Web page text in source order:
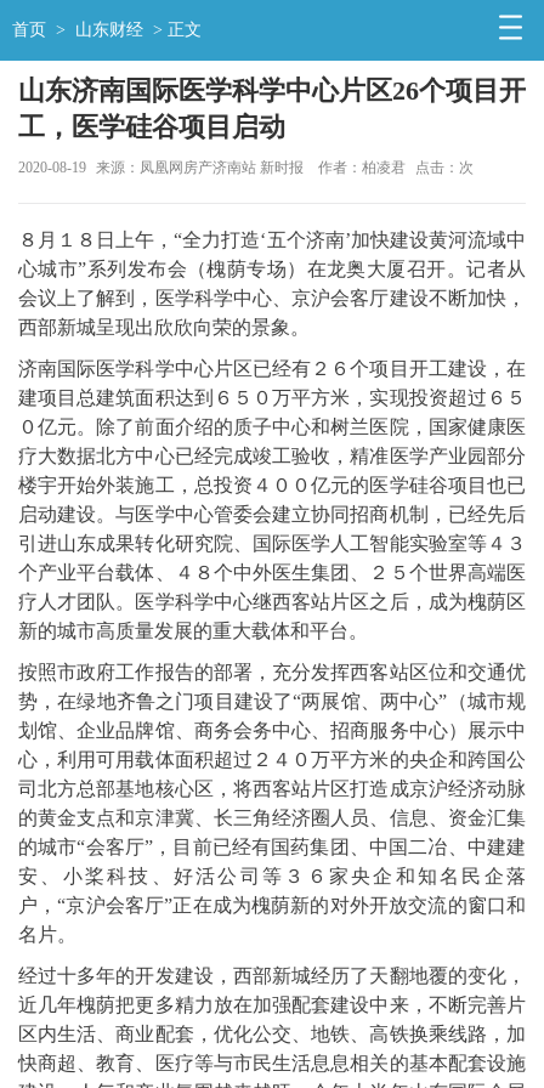
首页 > 山东财经 > 正文
山东济南国际医学科学中心片区26个项目开
工，医学硅谷项目启动
2020-08-19 来源：凤凰网房产济南站 新时报 作者：柏凌君 点击： 次
８月１８日上午，“全力打造‘五个济南’加快建设黄河流域中
心城市”系列发布会（槐荫专场）在龙奥大厦召开。记者从
会议上了解到，医学科学中心、京沪会客厅建设不断加快，
西部新城呈现出欣欣向荣的景象。
济南国际医学科学中心片区已经有２６个项目开工建设，在
建项目总建筑面积达到６５０万平方米，实现投资超过６５
０亿元。除了前面介绍的质子中心和树兰医院，国家健康医
疗大数据北方中心已经完成竣工验收，精准医学产业园部分
楼宇开始外装施工，总投资４００亿元的医学硅谷项目也已
启动建设。与医学中心管委会建立协同招商机制，已经先后
引进山东成果转化研究院、国际医学人工智能实验室等４３
个产业平台载体、４８个中外医生集团、２５个世界高端医
疗人才团队。医学科学中心继西客站片区之后，成为槐荫区
新的城市高质量发展的重大载体和平台。
按照市政府工作报告的部署，充分发挥西客站区位和交通优
势，在绿地齐鲁之门项目建设了“两展馆、两中心”（城市规
划馆、企业品牌馆、商务会务中心、招商服务中心）展示中
心，利用可用载体面积超过２４０万平方米的央企和跨国公
司北方总部基地核心区，将西客站片区打造成京沪经济动脉
的黄金支点和京津冀、长三角经济圈人员、信息、资金汇集
的城市“会客厅”，目前已经有国药集团、中国二冶、中建建
安、小桨科技、好活公司等３６家央企和知名民企落
户，“京沪会客厅”正在成为槐荫新的对外开放交流的窗口和
名片。
经过十多年的开发建设，西部新城经历了天翻地覆的变化，
近几年槐荫把更多精力放在加强配套建设中来，不断完善片
区内生活、商业配套，优化公交、地铁、高铁换乘线路，加
快商超、教育、医疗等与市民生活息息相关的基本配套设施